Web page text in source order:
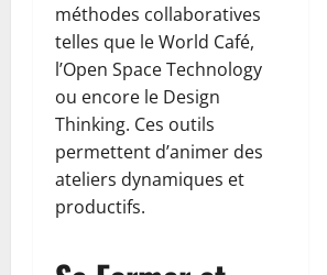
méthodes collaboratives
telles que le World Café,
l’Open Space Technology
ou encore le Design
Thinking. Ces outils
permettent d’animer des
ateliers dynamiques et
productifs.